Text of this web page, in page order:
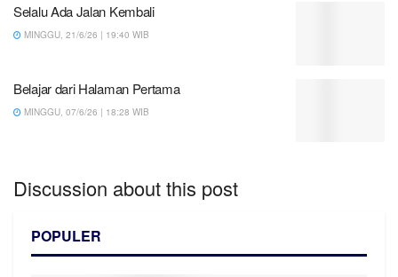
Selalu Ada Jalan Kembali
MINGGU, 21/6/26 | 19:40 WIB
Belajar dari Halaman Pertama
MINGGU, 07/6/26 | 18:28 WIB
Discussion about this post
POPULER